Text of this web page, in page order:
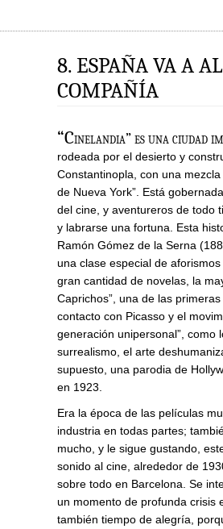
8. ESPAÑA VA A
COMPAÑÍA
“Cinelandia” es una ciudad
rodeada por el desierto y
Constantinopla, con una
de Nueva York”. Está
del cine, y aventureros de todo
y labrarse una fortuna. Esta
Ramón Gómez de la Serna
una clase especial de
gran cantidad de novelas, la
Caprichos”, una de las
contacto con Picasso y el
generación unipersonal”, como
surrealismo, el arte
supuesto, una parodia de
en 1923.
Era la época de las películas
industria en todas partes;
mucho, y le sigue gustando,
sonido al cine, alrededor de
sobre todo en Barcelona. Se
un momento de profunda crisis
también tiempo de alegría,